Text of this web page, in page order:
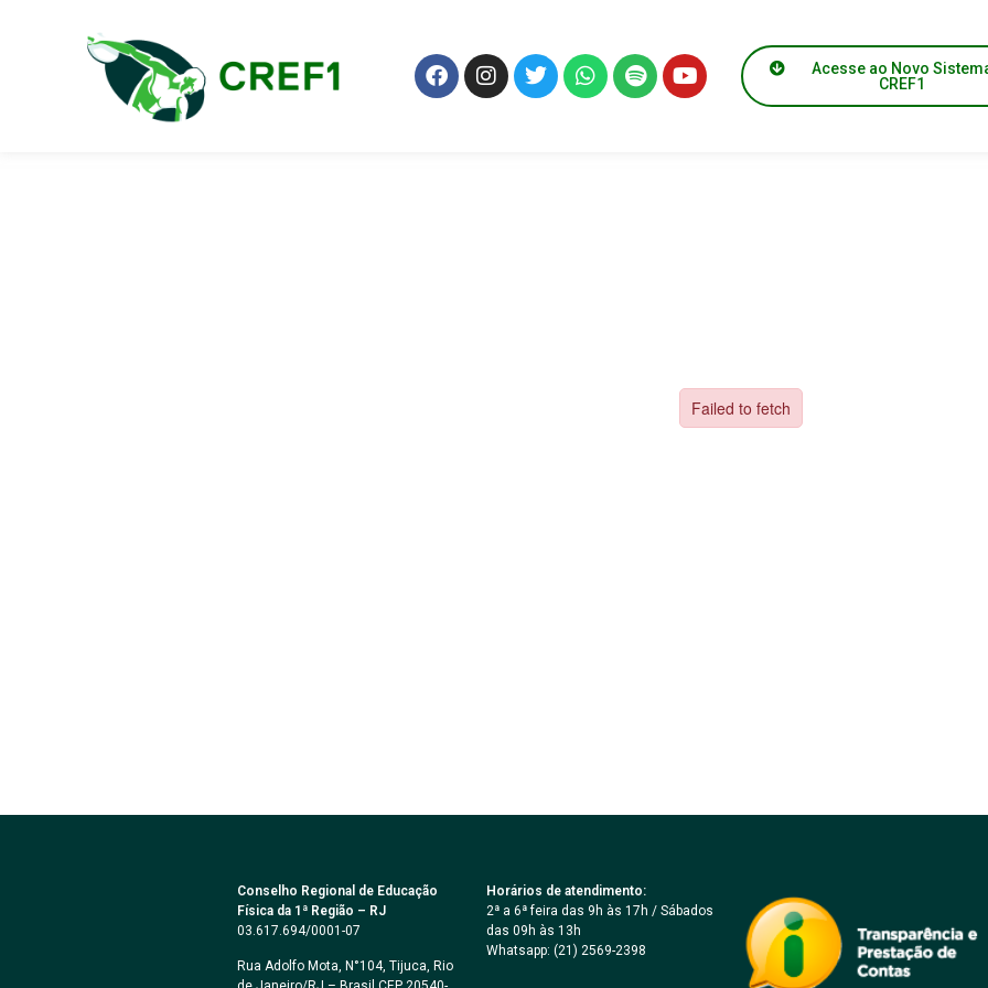
Acesse ao Novo
CREF1
Conselho Regional de Educação
Física da 1ª Região – RJ
03.617.694/0001-07
Rua Adolfo Mota, N°104, Tijuca, Rio
Horários de atendimento:
2ª a 6ª feira das 9h às 17h / Sábados
das 09h às 13h
Whatsapp: (21) 2569-2398